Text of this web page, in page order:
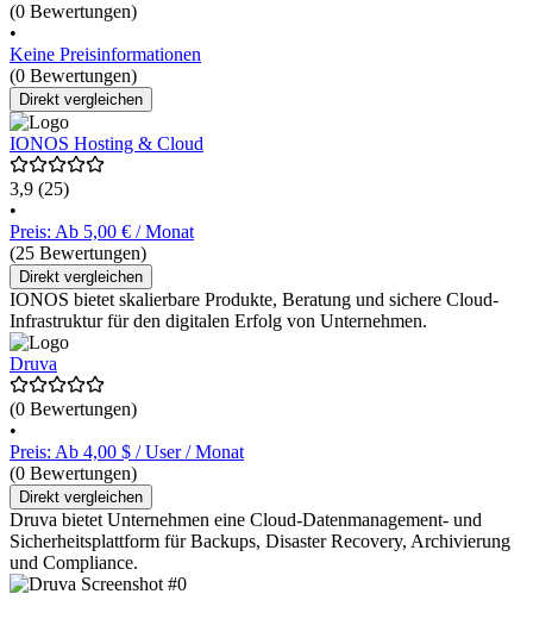
(0 Bewertungen)
•
Keine Preisinformationen
(0 Bewertungen)
Direkt vergleichen
IONOS Hosting & Cloud
3,9 (25)
•
Preis: Ab 5,00 € / Monat
(25 Bewertungen)
Direkt vergleichen
IONOS bietet skalierbare Produkte, Beratung und sichere Cloud-
Infrastruktur für den digitalen Erfolg von Unternehmen.
Druva
(0 Bewertungen)
•
Preis: Ab 4,00 $ / User / Monat
(0 Bewertungen)
Direkt vergleichen
Druva bietet Unternehmen eine Cloud-Datenmanagement- und
Sicherheitsplattform für Backups, Disaster Recovery, Archivierung
und Compliance.